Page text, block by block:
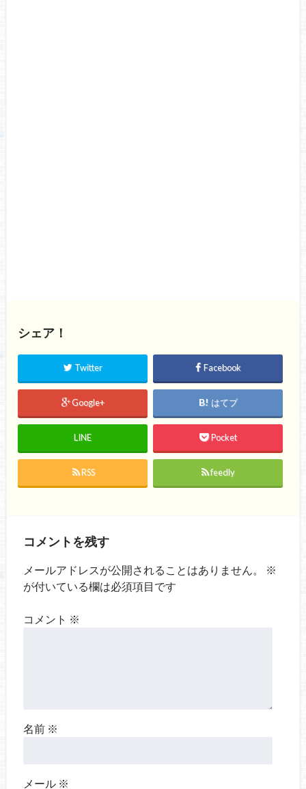
シェア！
Twitter Facebook
Google+ はてブ
LINE Pocket
RSS feedly
コメントを残す
メールアドレスが公開されることはありません。
※
が付いている欄は必須項目です
コメント ※
名前 ※
メール ※